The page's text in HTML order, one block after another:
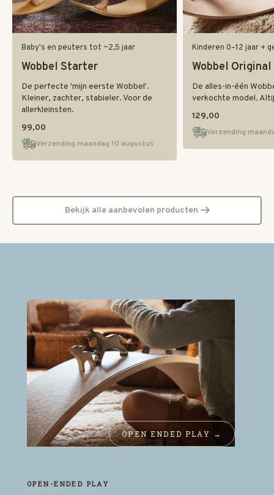
Baby's en peuters tot ~2,5 jaar
Wobbel Starter
De perfecte 'mijn eerste Wobbel'.
Kleiner, zachter, stabieler. Voor de
allerkleinsten.
99,00
Verzending maandag 10 augustus
Kinderen 0–12 jaar +
Wobbel Original
De alles-in-één
verkochte model.
129,00
Verzending
Bekijk alle aanbevolen producten
OPEN ENDED PLAY →
OPEN-ENDED PLAY